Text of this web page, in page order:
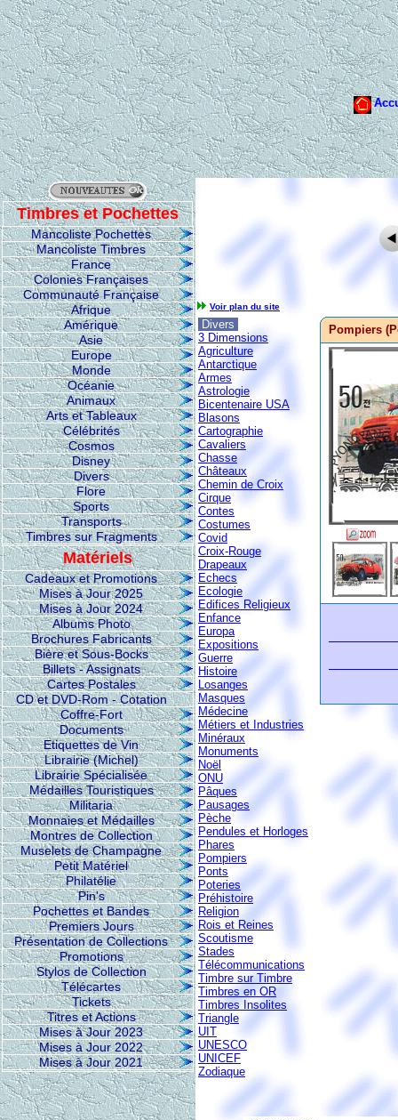
Timbres et Pochettes
Mancoliste Pochettes
Mancoliste Timbres
France
Colonies Françaises
Communauté Française
Afrique
Amérique
Asie
Europe
Monde
Océanie
Animaux
Arts et Tableaux
Célébrités
Cosmos
Disney
Divers
Flore
Sports
Transports
Timbres sur Fragments
Matériels
Cadeaux et Promotions
Mises à Jour 2025
Mises à Jour 2024
Albums Photo
Brochures Fabricants
Bière et Sous-Bocks
Billets - Assignats
Cartes Postales
CD et DVD-Rom - Cotation
Coffre-Fort
Documents
Etiquettes de Vin
Librairie (Michel)
Librairie Spécialisée
Médailles Touristiques
Militaria
Monnaies et Médailles
Montres de Collection
Muselets de Champagne
Petit Matériel
Philatélie
Pin's
Pochettes et Bandes
Premiers Jours
Présentation de Collections
Promotions
Stylos de Collection
Télécartes
Tickets
Titres et Actions
Mises à Jour 2023
Mises à Jour 2022
Mises à Jour 2021
Voir plan du site
Divers
3 Dimensions
Agriculture
Antarctique
Armes
Astrologie
Bicentenaire USA
Blasons
Cartographie
Cavaliers
Chasse
Châteaux
Chemin de Croix
Cirque
Contes
Costumes
Covid
Croix-Rouge
Drapeaux
Echecs
Ecologie
Edifices Religieux
Enfance
Europa
Expositions
Guerre
Histoire
Losanges
Masques
Médecine
Métiers et Industries
Minéraux
Monuments
Noël
ONU
Pâques
Pausages
Pèche
Pendules et Horloges
Phares
Pompiers
Ponts
Poteries
Préhistoire
Religion
Rois et Reines
Scoutisme
Stades
Télécommunications
Timbre sur Timbre
Timbres en OR
Timbres Insolites
Triangle
UIT
UNESCO
UNICEF
Zodiaque
Pompiers